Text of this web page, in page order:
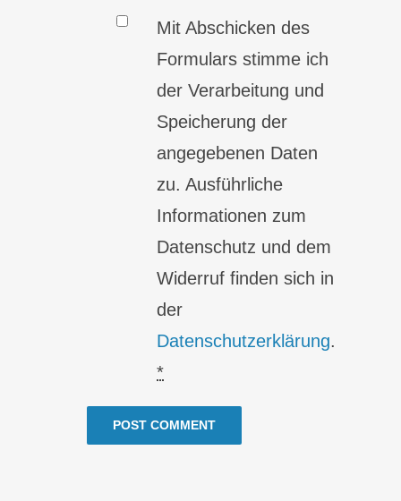
Mit Abschicken des
Formulars stimme ich
der Verarbeitung und
Speicherung der
angegebenen Daten
zu. Ausführliche
Informationen zum
Datenschutz und dem
Widerruf finden sich in
der
Datenschutzerklärung.
*